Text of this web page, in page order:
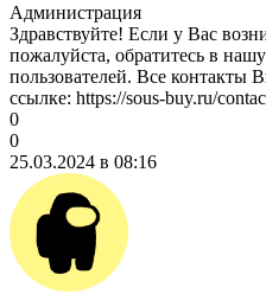
Администрация
Здравствуйте! Если у Вас
пожалуйста, обратитесь в
пользователей. Все контакты
ссылке: https://sous-buy.ru/
0
0
25.03.2024 в 08:16